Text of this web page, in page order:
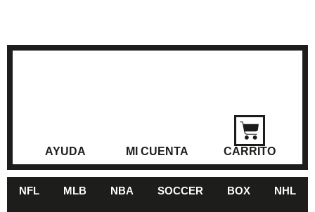
AYUDA MI CUENTA CARRITO
NFL MLB NBA SOCCER BOX NHL